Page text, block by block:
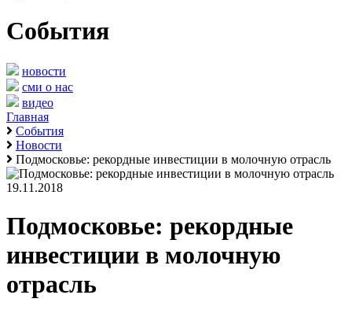
События
новости
сми о нас
видео
Главная
События
Новости
Подмосковье: рекордные инвестиции в молочную отрасль
19.11.2018
Подмосковье: рекордные
инвестиции в молочную
отрасль